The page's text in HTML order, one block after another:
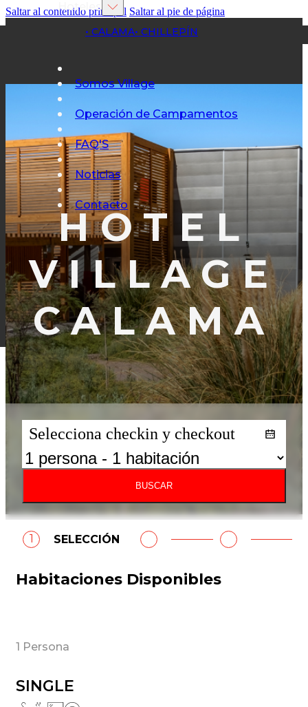
Saltar al contenido principal Saltar al pie de página
Hoteles
• CALAMA• CHILLEPÍN
Somos Village
Operación de Campamentos
FAQ'S
Noticias
Contacto
HOTEL
VILLAGE
CALAMA
Selecciona checkin y checkout
BUSCAR
1 SELECCIÓN
Habitaciones Disponibles
1 Persona
SINGLE